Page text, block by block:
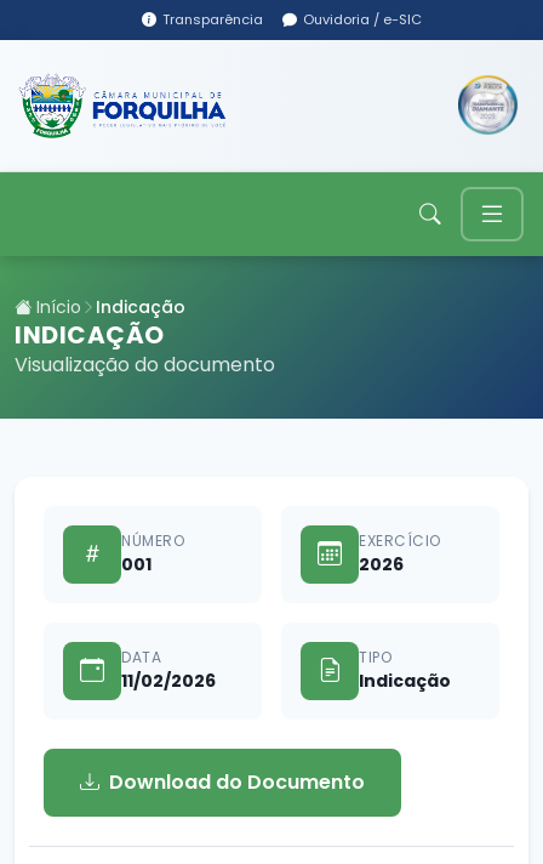
Transparência Ouvidoria / e-SIC
Início Indicação
INDICAÇÃO
Visualização do documento
NÚMERO
001
EXERCÍCIO
2026
DATA
11/02/2026
TIPO
Indicação
Download do Documento